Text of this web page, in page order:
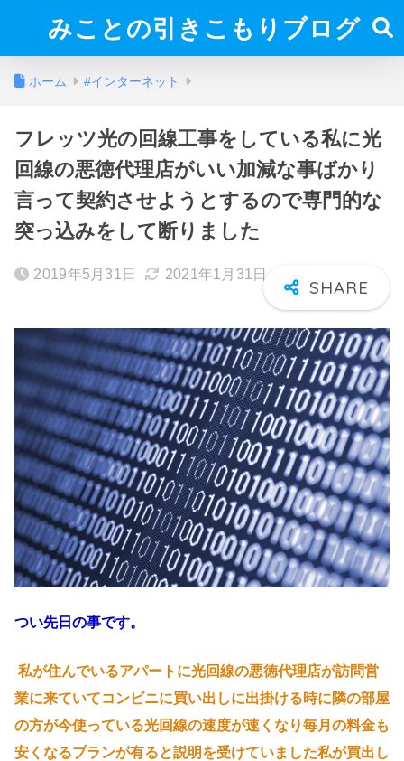
みことの引きこもりブログ
ホーム #インターネット
フレッツ光の回線工事をしている私に光
回線の悪徳代理店がいい加減な事ばかり
言って契約させようとするので専門的な
突っ込みをして断りました
2019年5月31日 2021年1月31日
つい先日の事です。
私が住んでいるアパートに光回線の悪徳代理店が訪問営
業に来ていてコンビニに買い出しに出掛ける時に隣の部屋
の方が今使っている光回線の速度が速くなり毎月の料金も
安くなるプランが有ると説明を受けていました私が買出し